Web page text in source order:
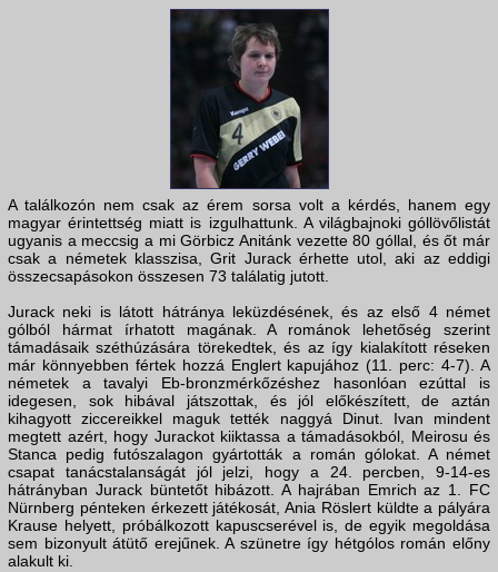
A találkozón nem csak az érem sorsa volt a kérdés, hanem egy
magyar érintettség miatt is izgulhattunk. A világbajnoki góllövőlistát
ugyanis a meccsig a mi Görbicz Anitánk vezette 80 góllal, és őt már
csak a németek klasszisa, Grit Jurack érhette utol, aki az eddigi
összecsapásokon összesen 73 találatig jutott.
Jurack neki is látott hátránya leküzdésének, és az első 4 német
gólból hármat írhatott magának. A románok lehetőség szerint
támadásaik széthúzására törekedtek, és az így kialakított réseken
már könnyebben fértek hozzá Englert kapujához (11. perc: 4-7). A
németek a tavalyi Eb-bronzmérkőzéshez hasonlóan ezúttal is
idegesen, sok hibával játszottak, és jól előkészített, de aztán
kihagyott ziccereikkel maguk tették naggyá Dinut. Ivan mindent
megtett azért, hogy Jurackot kiiktassa a támadásokból, Meirosu és
Stanca pedig futószalagon gyártották a román gólokat. A német
csapat tanácstalanságát jól jelzi, hogy a 24. percben, 9-14-es
hátrányban Jurack büntetőt hibázott. A hajrában Emrich az 1. FC
Nürnberg pénteken érkezett játékosát, Ania Röslert küldte a pályára
Krause helyett, próbálkozott kapuscserével is, de egyik megoldása
sem bizonyult átütő erejűnek. A szünetre így hétgólos román előny
alakult ki.